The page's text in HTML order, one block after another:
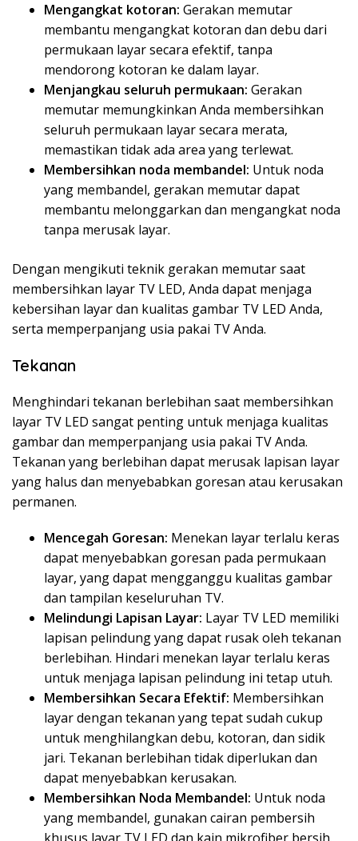
Mengangkat kotoran: Gerakan memutar
membantu mengangkat kotoran dan debu dari
permukaan layar secara efektif, tanpa
mendorong kotoran ke dalam layar.
Menjangkau seluruh permukaan: Gerakan
memutar memungkinkan Anda membersihkan
seluruh permukaan layar secara merata,
memastikan tidak ada area yang terlewat.
Membersihkan noda membandel: Untuk noda
yang membandel, gerakan memutar dapat
membantu melonggarkan dan mengangkat noda
tanpa merusak layar.
Dengan mengikuti teknik gerakan memutar saat
membersihkan layar TV LED, Anda dapat menjaga
kebersihan layar dan kualitas gambar TV LED Anda,
serta memperpanjang usia pakai TV Anda.
Tekanan
Menghindari tekanan berlebihan saat membersihkan
layar TV LED sangat penting untuk menjaga kualitas
gambar dan memperpanjang usia pakai TV Anda.
Tekanan yang berlebihan dapat merusak lapisan layar
yang halus dan menyebabkan goresan atau kerusakan
permanen.
Mencegah Goresan: Menekan layar terlalu keras
dapat menyebabkan goresan pada permukaan
layar, yang dapat mengganggu kualitas gambar
dan tampilan keseluruhan TV.
Melindungi Lapisan Layar: Layar TV LED memiliki
lapisan pelindung yang dapat rusak oleh tekanan
berlebihan. Hindari menekan layar terlalu keras
untuk menjaga lapisan pelindung ini tetap utuh.
Membersihkan Secara Efektif: Membersihkan
layar dengan tekanan yang tepat sudah cukup
untuk menghilangkan debu, kotoran, dan sidik
jari. Tekanan berlebihan tidak diperlukan dan
dapat menyebabkan kerusakan.
Membersihkan Noda Membandel: Untuk noda
yang membandel, gunakan cairan pembersih